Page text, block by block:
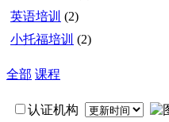
英语培训 (2)
小托福培训 (2)
全部 课程
认证机构